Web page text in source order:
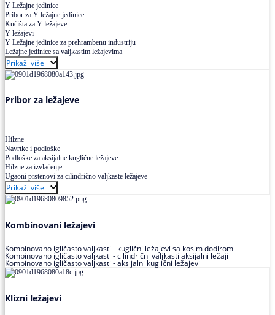
Y Ležajne jedinice
Pribor za Y ležajne jedinice
Kućišta za Y ležajeve
Y ležajevi
Y Ležajne jedinice za prehrambenu industriju
Ležajne jedinice sa valjkastim ležajevima
Prikaži više
Pribor za ležajeve
Hilzne
Navrtke i podloške
Podloške za aksijalne kuglične ležajeve
Hilzne za izvlačenje
Ugaoni prstenovi za cilindrično valjkaste ležajeve
Prikaži više
Kombinovani ležajevi
Kombinovano igličasto valjkasti - kuglični ležajevi sa kosim dodirom
Kombinovano igličasto valjkasti - cilindrični valjkasti aksijalni ležaji
Kombinovano igličasto valjkasti - aksijalni kuglični ležajevi
Klizni ležajevi